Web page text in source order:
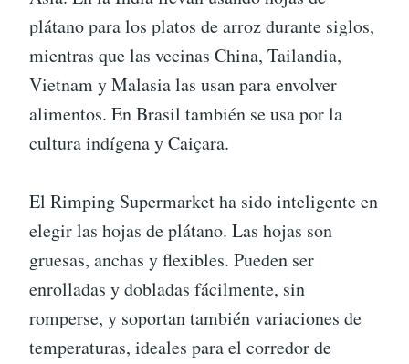
plátano para los platos de arroz durante siglos,
mientras que las vecinas China, Tailandia,
Vietnam y Malasia las usan para envolver
alimentos. En Brasil también se usa por la
cultura indígena y Caiçara.
El Rimping Supermarket ha sido inteligente en
elegir las hojas de plátano. Las hojas son
gruesas, anchas y flexibles. Pueden ser
enrolladas y dobladas fácilmente, sin
romperse, y soportan también variaciones de
temperaturas, ideales para el corredor de